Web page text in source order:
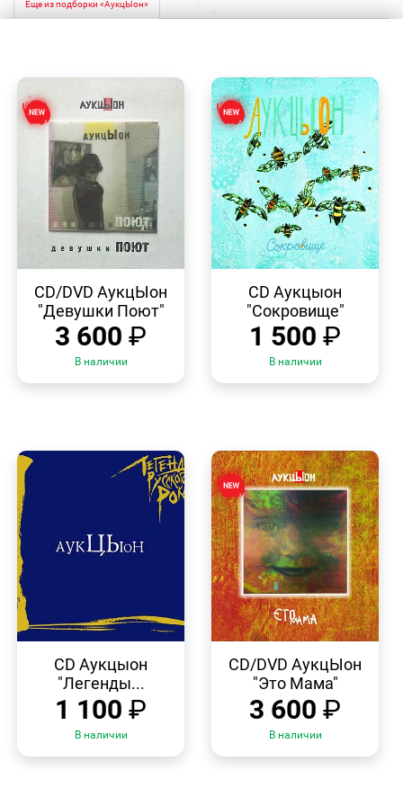
Еще из подборки «АукцЫон»
ПРОСМОТР
CD/DVD АукцЫон
"Девушки Поют"
3 600 ₽
В наличии
CD Аукцыон
"Сокровище"
1 500 ₽
В наличии
ПРОСМОТР
CD Аукцыон
"Легенды...
1 100 ₽
В наличии
ПРОСМОТР
CD/DVD АукцЫон
"Это Мама"
3 600 ₽
В наличии